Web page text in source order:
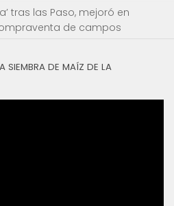
tras las Paso, mejoró en
de campos
SIEMBRA DE MAÍZ DE LA